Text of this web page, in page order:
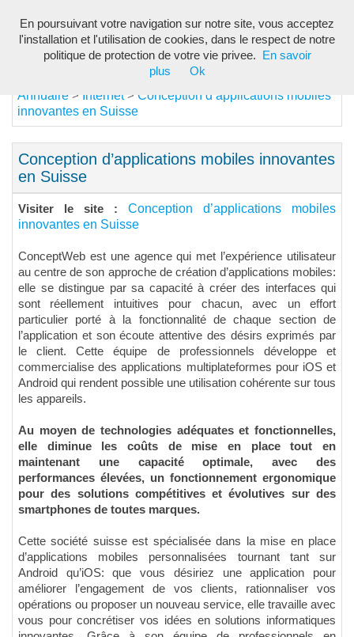
Annuaire > Internet > Conception d’applications mobiles
innovantes en Suisse
Conception d’applications mobiles innovantes
en Suisse
Visiter le site : Conception d’applications mobiles
innovantes en Suisse
ConceptWeb est une agence qui met l’expérience utilisateur
au centre de son approche de création d’applications mobiles:
elle se distingue par sa capacité à créer des interfaces qui
sont réellement intuitives pour chacun, avec un effort
particulier porté à la fonctionnalité de chaque section de
l’application et son écoute attentive des désirs exprimés par
le client. Cette équipe de professionnels développe et
commercialise des applications multiplateformes pour iOS et
Android qui rendent possible une utilisation cohérente sur tous
les appareils.
Au moyen de technologies adéquates et fonctionnelles,
elle diminue les coûts de mise en place tout en
maintenant une capacité optimale, avec des
performances élevées, un fonctionnement ergonomique
pour des solutions compétitives et évolutives sur des
smartphones de toutes marques.
Cette société suisse est spécialisée dans la mise en place
d’applications mobiles personnalisées tournant tant sur
Android qu’iOS: que vous désiriez une application pour
améliorer l’engagement de vos clients, rationnaliser vos
opérations ou proposer un nouveau service, elle travaille avec
vous pour concrétiser vos idées en solutions informatiques
En poursuivant votre navigation sur notre site, vous acceptez
l'installation et l'utilisation de cookies, dans le respect de notre
politique de protection de votre vie privee.
En savoir
plus
Ok